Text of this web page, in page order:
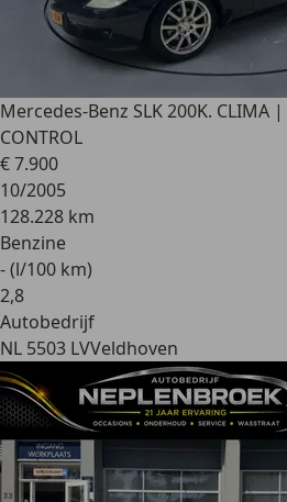
Mercedes-Benz SLK 200K. CLIMA |
CONTROL
€ 7.900
10/2005
128.228 km
Benzine
- (l/100 km)
2,8
Autobedrijf
NL 5503 LVVeldhoven